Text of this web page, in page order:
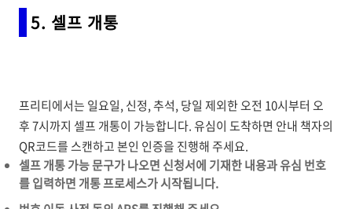
5. 셀프 개통
프리티에서는 일요일, 신정, 추석, 당일 제외한 오전 10시부터 오
후 7시까지 셀프 개통이 가능합니다. 유심이 도착하면 안내 책자의
QR코드를 스캔하고 본인 인증을 진행해 주세요.
셀프 개통 가능 문구가 나오면 신청서에 기재한 내용과 유심 번호
를 입력하면 개통 프로세스가 시작됩니다.